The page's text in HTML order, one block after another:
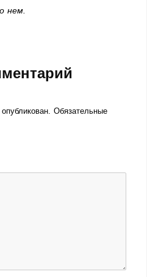
нем.
Обязательные